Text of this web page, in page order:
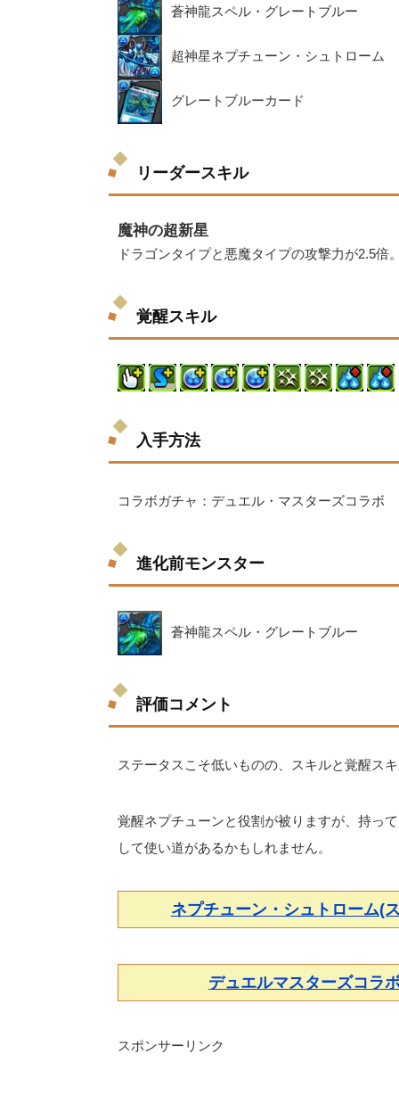
蒼神龍スペル・グレートブルー
超神星ネプチューン・シュトローム
グレートブルーカード
リーダースキル
魔神の超新星
ドラゴンタイプと悪魔タイプの攻撃力が2.5倍。
覚醒スキル
入手方法
コラボガチャ：デュエル・マスターズコラボ
進化前モンスター
蒼神龍スペル・グレートブルー
評価コメント
ステータスこそ低いものの、スキルと覚醒ス
覚醒ネプチューンと役割が被りますが、持っ
して使い道があるかもしれません。
ネプチューン・シュトローム(
デュエルマスターズコラ
スポンサーリンク